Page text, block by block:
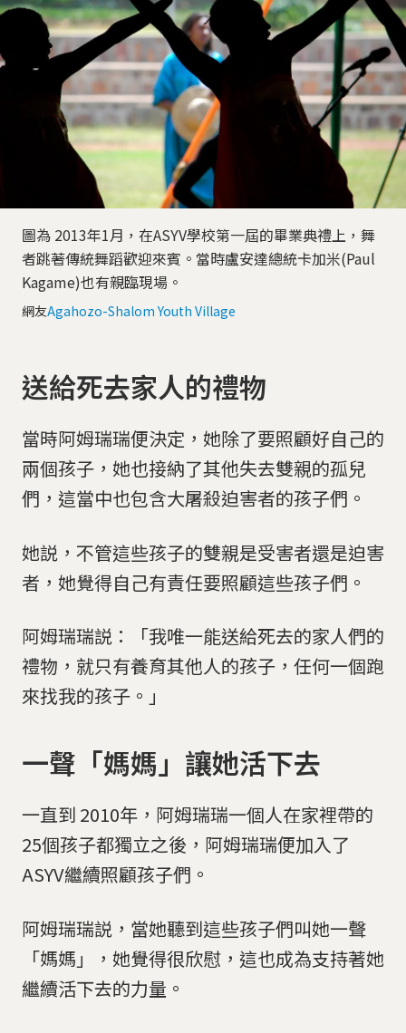
圖為 2013年1月，在ASYV學校第一屆的畢業典禮上，舞
者跳著傳統舞蹈歡迎來賓。當時盧安達總統卡加米(Paul
Kagame)也有親臨現場。
網友Agahozo-Shalom Youth Village
送給死去家人的禮物
當時阿姆瑞瑞便決定，她除了要照顧好自己的
兩個孩子，她也接納了其他失去雙親的孤兒
們，這當中也包含大屠殺迫害者的孩子們。
她説，不管這些孩子的雙親是受害者還是迫害
者，她覺得自己有責任要照顧這些孩子們。
阿姆瑞瑞説：「我唯一能送給死去的家人們的
禮物，就只有養育其他人的孩子，任何一個跑
來找我的孩子。」
一聲「媽媽」讓她活下去
一直到 2010年，阿姆瑞瑞一個人在家裡帶的
25個孩子都獨立之後，阿姆瑞瑞便加入了
ASYV繼續照顧孩子們。
阿姆瑞瑞説，當她聽到這些孩子們叫她一聲
「媽媽」，她覺得很欣慰，這也成為支持著她
繼續活下去的力量。